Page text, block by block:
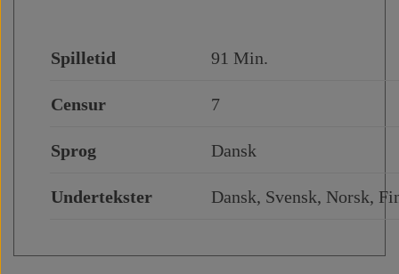
Spilletid 91 Min.
Censur 7
Sprog Dansk
Undertekster Dansk, Svensk, Norsk,